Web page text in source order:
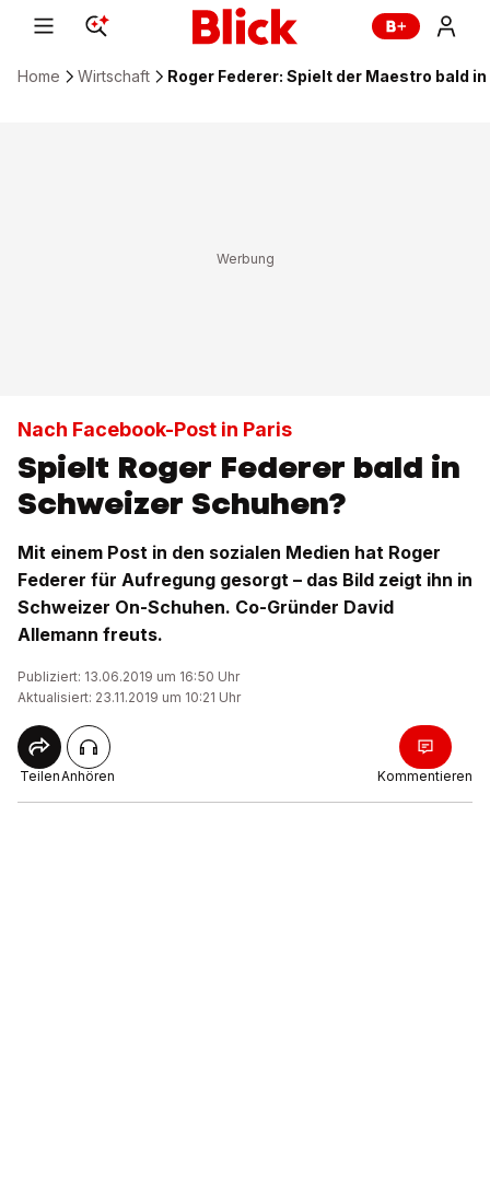
Home Wirtschaft Roger Federer: Spielt der Maestro bald
Nach Facebook-Post in Paris
Spielt Roger Federer bald in
Schweizer Schuhen?
Mit einem Post in den sozialen Medien hat Roger
Federer für Aufregung gesorgt – das Bild zeigt ihn in
Schweizer On-Schuhen. Co-Gründer David
Allemann freuts.
Publiziert: 13.06.2019 um 16:50 Uhr
Aktualisiert: 23.11.2019 um 10:21 Uhr
TeilenAnhören Kommentieren